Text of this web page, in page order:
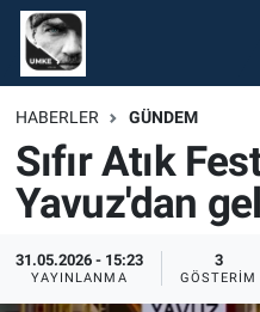
HABERLER GÜNDEM
Sıfır Atık
Yavuz'dan
31.05.2026 - 15:23
YAYINLANMA
3
GÖSTERIM
Gündem
Ekonomi
Spor
Magazin
Nöbetçi Eczaneler
Hava Durumu
Namaz Vakitleri
Trafik Durumu